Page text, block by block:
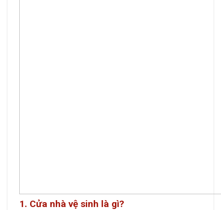
1. Cửa nhà vệ sinh là gì?